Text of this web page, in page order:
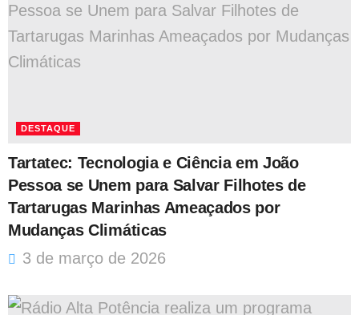
DESTAQUE
Tartatec: Tecnologia e Ciência em João
Pessoa se Unem para Salvar Filhotes de
Tartarugas Marinhas Ameaçados por
Mudanças Climáticas
3 de março de 2026